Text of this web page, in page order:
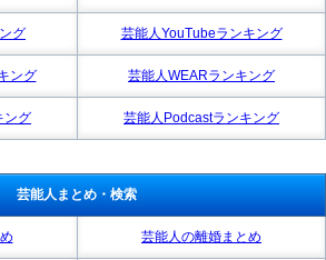
グ 芸能人YouTubeランキング
ング 芸能人WEARランキング
ング 芸能人Podcastランキング
芸能人まとめ・検索
芸能人の離婚まとめ